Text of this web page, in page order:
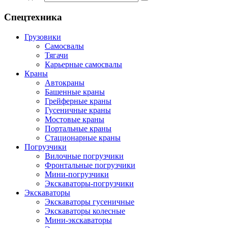
Спецтехника
Грузовики
Самосвалы
Тягачи
Карьерные самосвалы
Краны
Автокраны
Башенные краны
Грейферные краны
Гусеничные краны
Мостовые краны
Портальные краны
Стационарные краны
Погрузчики
Вилочные погрузчики
Фронтальные погрузчики
Мини-погрузчики
Экскаваторы-погрузчики
Экскаваторы
Экскаваторы гусеничные
Экскаваторы колесные
Мини-экскаваторы